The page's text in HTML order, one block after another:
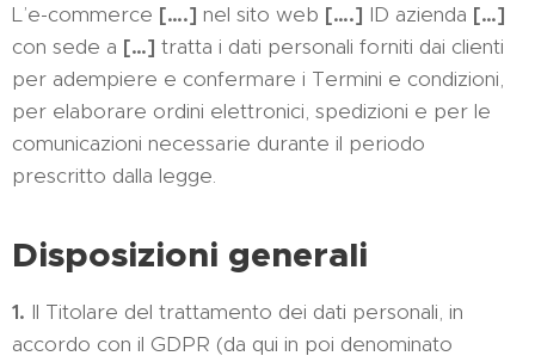
L’e-commerce [….] nel sito web [….] ID azienda […]
con sede a […] tratta i dati personali forniti dai clienti
per adempiere e confermare i Termini e condizioni,
per elaborare ordini elettronici, spedizioni e per le
comunicazioni necessarie durante il periodo
prescritto dalla legge.
Disposizioni generali
1. Il Titolare del trattamento dei dati personali, in
accordo con il GDPR (da qui in poi denominato